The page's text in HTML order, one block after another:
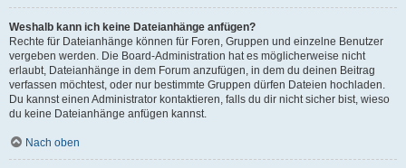
Weshalb kann ich keine Dateianhänge anfügen?
Rechte für Dateianhänge können für Foren, Gruppen und einzelne Benutzer
vergeben werden. Die Board-Administration hat es möglicherweise nicht
erlaubt, Dateianhänge in dem Forum anzufügen, in dem du deinen Beitrag
verfassen möchtest, oder nur bestimmte Gruppen dürfen Dateien hochladen.
Du kannst einen Administrator kontaktieren, falls du dir nicht sicher bist, wieso
du keine Dateianhänge anfügen kannst.
Nach oben